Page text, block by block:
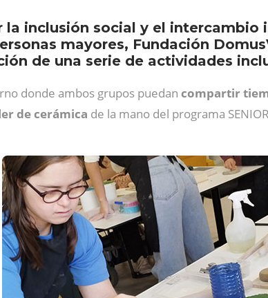
inclusión social y el intercambio
mayores, Fundación
de una serie de actividades
donde ambos grupos puedan compartir
de cerámica de la mano del programa